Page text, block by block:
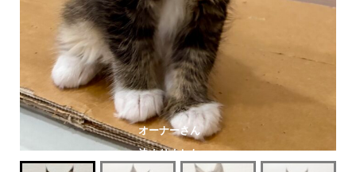
オーナーさん
決まりました